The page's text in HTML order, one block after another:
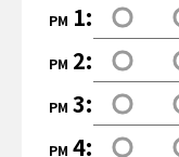
PM 1:
PM 2:
PM 3:
PM 4: